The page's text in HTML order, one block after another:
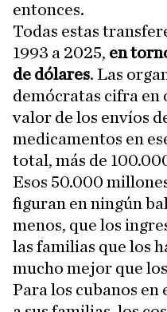
entonces.
Todas estas
1993 a 2025, en
de dólares. Las
demócratas cifra en
valor de los envíos
medicamentos en
total, más de
Esos 50.000
figuran en ningún
menos, que los
las familias que los
mucho mejor que
Para los cubanos